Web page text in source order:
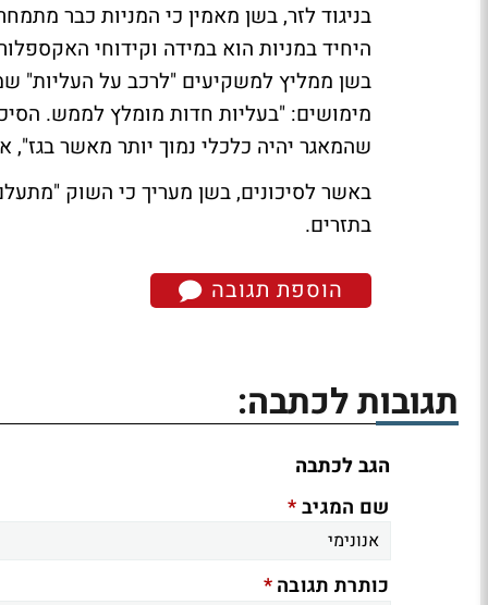
בניגוד לזר, בשן מאמין כי המניות כבר
היחיד במניות הוא במידה וקידוחי
בשן ממליץ למשקיעים "לרכב על העליות"
מימושים: "בעליות חדות מומלץ לממש.
שהמאגר יהיה כלכלי נמוך יותר מאשר בגז",
באשר לסיכונים, בשן מעריך כי השוק
בתזרים.
הוספת תגובה
תגובות לכתבה:
הגב לכתבה
שם המגיב*
כותרת תגובה*